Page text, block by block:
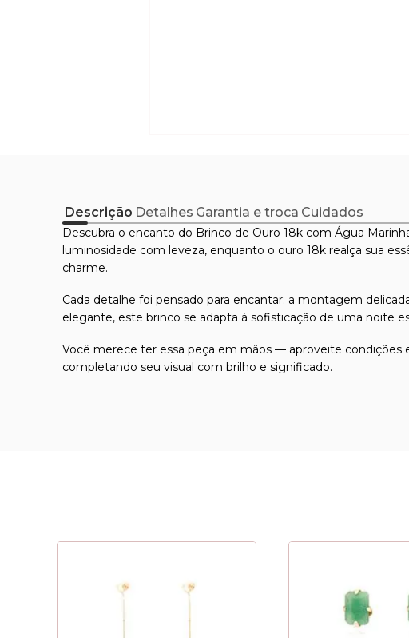
Descrição Detalhes Garantia e troca Cuidados
Descubra o encanto do Brinco de Ouro 18k com Água
luminosidade com leveza, enquanto o ouro 18k realça sua
charme.
Cada detalhe foi pensado para encantar: a montagem
elegante, este brinco se adapta à sofisticação de uma noite
Você merece ter essa peça em mãos — aproveite condições
completando seu visual com brilho e significado.